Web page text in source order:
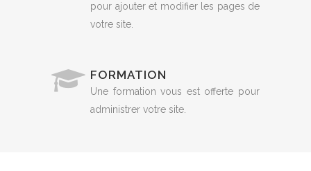
pour ajouter et modifier les pages de
votre site.
FORMATION
Une formation vous est offerte pour
administrer votre site.